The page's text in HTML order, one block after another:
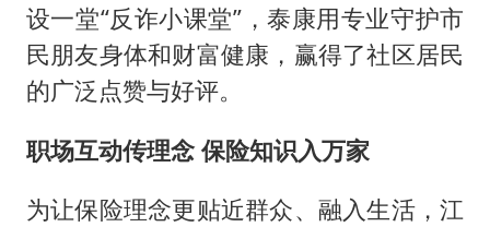
设一堂“反诈小课堂”，泰康用专业守护市
民朋友身体和财富健康，赢得了社区居民
的广泛点赞与好评。
职场互动传理念 保险知识入万家
为让保险理念更贴近群众、融入生活，江